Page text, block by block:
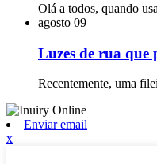
Olá a todos, quando
agosto 09
Luzes de rua que
Recentemente, uma
Enviar email
x